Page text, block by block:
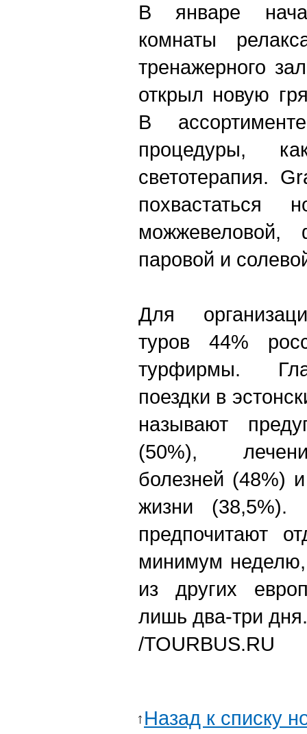
В январе
комнаты
тренажерного
открыл новую
В
процедуры,
светотерапия.
можжевеловой,
паровой и
Для
туров 44%
турфирмы.
поездки в
называют
(50%),
болезней (48%)
жизни (38,5%).
предпочитают
минимум неделю,
из других
лишь два-три дня.
/TOURBUS.RU
Назад к списку